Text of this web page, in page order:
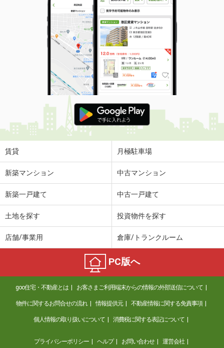
賃貸 月極駐車場
新築マンション 中古マンション
新築一戸建て 中古一戸建て
土地を探す 投資物件を探す
店舗/事業用 倉庫/トランクルーム
PC版へ
goo住宅・不動産とは お客さまご利用端末からの情報の外部送信について
物件に関するお問合せの流れ 情報提供元 不動産情報に関する免責事項
個人情報の取り扱いについて 消費税に関する表記について
プライバシーポリシー ヘルプ お問い合わせ 運営会社